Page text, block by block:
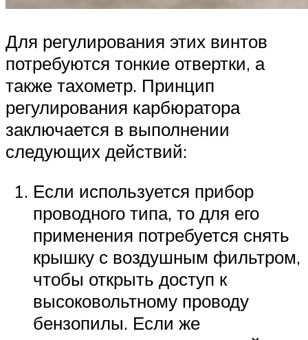
Для регулирования этих винтов
потребуются тонкие отвертки, а
также тахометр. Принцип
регулирования карбюратора
заключается в выполнении
следующих действий:
Если используется прибор
проводного типа, то для его
применения потребуется снять
крышку с воздушным фильтром,
чтобы открыть доступ к
высоковольтному проводу
бензопилы. Если же